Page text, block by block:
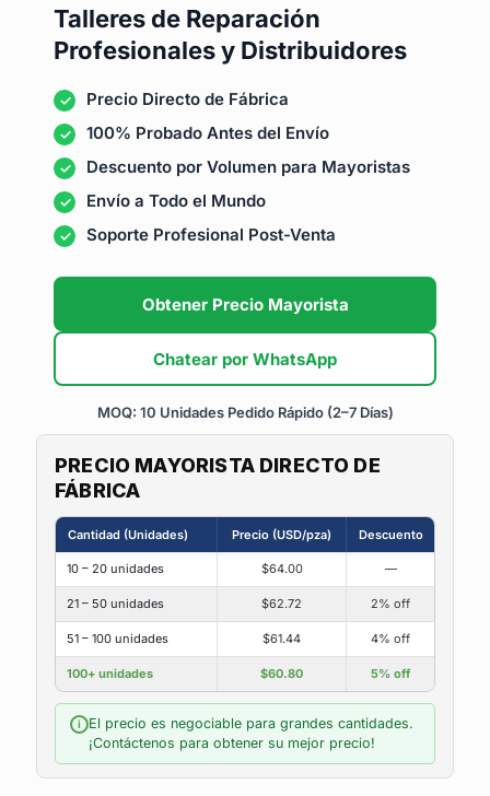
Talleres de Reparación
Profesionales y Distribuidores
Precio Directo de Fábrica
100% Probado Antes del Envío
Descuento por Volumen para Mayoristas
Envío a Todo el Mundo
Soporte Profesional Post-Venta
Obtener Precio Mayorista
Chatear por WhatsApp
MOQ: 10 Unidades Pedido Rápido (2–7 Días)
PRECIO MAYORISTA DIRECTO DE
FÁBRICA
Cantidad (Unidades) Precio (USD/pza) Descuento
10 – 20 unidades $64.00 —
21 – 50 unidades $62.72 2% off
51 – 100 unidades $61.44 4% off
100+ unidades $60.80 5% off
i
El precio es negociable para grandes cantidades.
¡Contáctenos para obtener su mejor precio!